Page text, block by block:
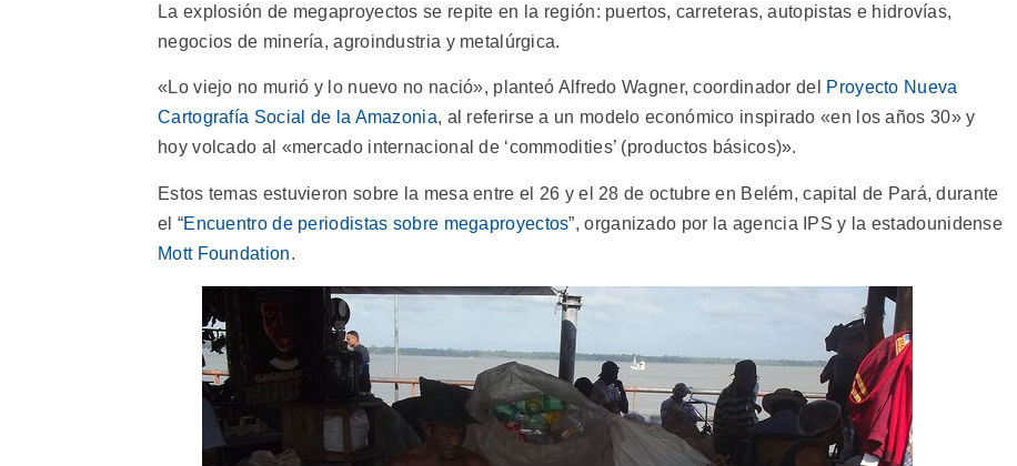
La explosión de megaproyectos se repite en la región: puertos, carreteras, autopistas e hidrovías,
negocios de minería, agroindustria y metalúrgica.
«Lo viejo no murió y lo nuevo no nació», planteó Alfredo Wagner, coordinador del Proyecto Nueva
Cartografía Social de la Amazonia, al referirse a un modelo económico inspirado «en los años 30» y
hoy volcado al «mercado internacional de ‘commodities’ (productos básicos)».
Estos temas estuvieron sobre la mesa entre el 26 y el 28 de octubre en Belém, capital de Pará, durante
el “Encuentro de periodistas sobre megaproyectos”, organizado por la agencia IPS y la estadounidense
Mott Foundation.